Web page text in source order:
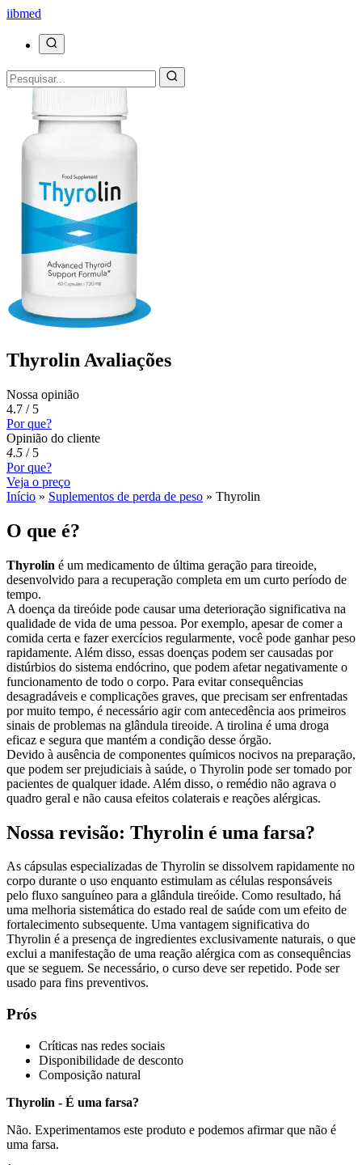
iibmed
Thyrolin Avaliações
Nossa opinião
4.7 / 5
Por que?
Opinião do cliente
4.5 / 5
Por que?
Veja o preço
Início » Suplementos de perda de peso » Thyrolin
O que é?
Thyrolin é um medicamento de última geração para tireoide,
desenvolvido para a recuperação completa em um curto período de
tempo.
A doença da tireóide pode causar uma deterioração significativa na
qualidade de vida de uma pessoa. Por exemplo, apesar de comer a
comida certa e fazer exercícios regularmente, você pode ganhar peso
rapidamente. Além disso, essas doenças podem ser causadas por
distúrbios do sistema endócrino, que podem afetar negativamente o
funcionamento de todo o corpo. Para evitar consequências
desagradáveis ​​e complicações graves, que precisam ser enfrentadas
por muito tempo, é necessário agir com antecedência aos primeiros
sinais de problemas na glândula tireoide. A tirolina é uma droga
eficaz e segura que mantém a condição desse órgão.
Devido à ausência de componentes químicos nocivos na preparação,
que podem ser prejudiciais à saúde, o Thyrolin pode ser tomado por
pacientes de qualquer idade. Além disso, o remédio não agrava o
quadro geral e não causa efeitos colaterais e reações alérgicas.
Nossa revisão: Thyrolin é uma farsa?
As cápsulas especializadas de Thyrolin se dissolvem rapidamente no
corpo durante o uso enquanto estimulam as células responsáveis ​​
pelo fluxo sanguíneo para a glândula tireóide. Como resultado, há
uma melhoria sistemática do estado real de saúde com um efeito de
fortalecimento subsequente. Uma vantagem significativa do
Thyrolin é a presença de ingredientes exclusivamente naturais, o que
exclui a manifestação de uma reação alérgica com as consequências
que se seguem. Se necessário, o curso deve ser repetido. Pode ser
usado para fins preventivos.
Prós
Críticas nas redes sociais
Disponibilidade de desconto
Composição natural
Thyrolin - É uma farsa?
Não. Experimentamos este produto e podemos afirmar que não é
uma farsa.